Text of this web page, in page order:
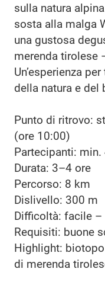
sulla natura
sosta alla malga
una gustosa
merenda tirolese
Un’esperienza
della natura e del
Punto di ritrovo:
(ore 10:00)
Partecipanti:
Durata: 3–4 ore
Percorso: 8 km
Dislivello: 300 m
Difficoltà: facile –
Requisiti: buone
Highlight:
di merenda